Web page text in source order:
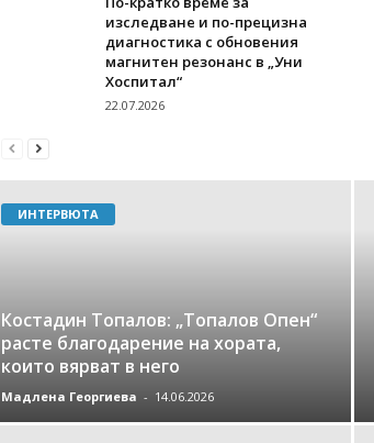
изследване и по-прецизна
диагностика с обновения
магнитен резонанс в „Уни
Хоспитал“
22.07.2026
ИНТЕРВЮТА
Костадин Топалов: „Топалов Опен“
расте благодарение на хората,
които вярват в него
Мадлена Георгиева - 14.06.2026